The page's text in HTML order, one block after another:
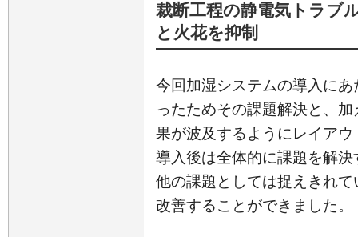
裁断工程の静電気トラブ
と火花を抑制
今回加湿システムの導入に
ったためその課題解決と、
果が波及するようにレイア
導入後は全体的に課題を解
他の課題としては捉えきれ
改善することができました。